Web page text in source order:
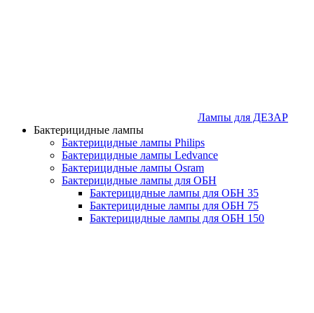
Лампы для ДЕЗАР
Бактерицидные лампы
Бактерицидные лампы Philips
Бактерицидные лампы Ledvance
Бактерицидные лампы Osram
Бактерицидные лампы для ОБН
Бактерицидные лампы для ОБН 35
Бактерицидные лампы для ОБН 75
Бактерицидные лампы для ОБН 150